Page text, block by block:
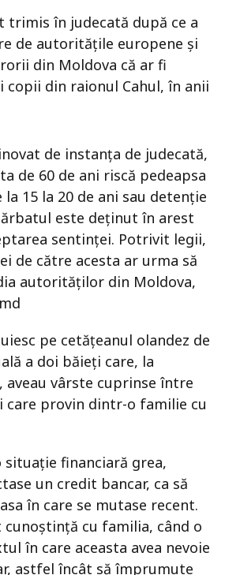
trimis în judecată după ce a
de autoritățile europene și
din Moldova că ar fi
copii din raionul Cahul, în anii
de instanța de judecată,
de 60 de ani riscă pedeapsa
la 15 la 20 de ani sau detenție
este deținut în arest
sentinței. Potrivit legii,
de către acesta ar urma să
autorităților din Moldova,
pe cetățeanul olandez de
a doi băieți care, la
vârste cuprinse între
care provin dintr-o familie cu
financiară grea,
un credit bancar, ca să
în care se mutase recent.
cu familia, când o
în care aceasta avea nevoie
astfel încât să împrumute